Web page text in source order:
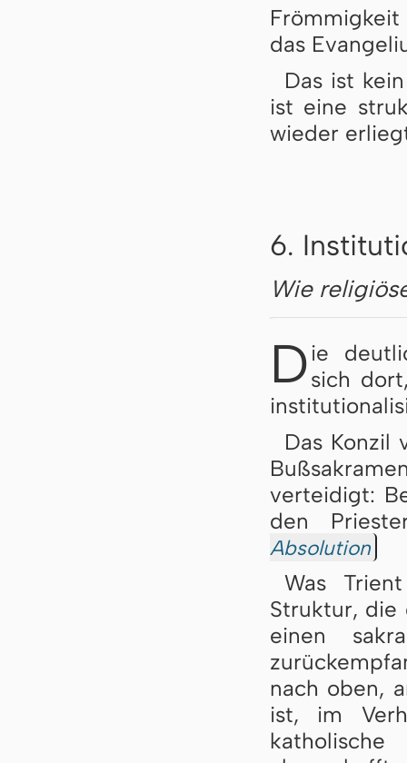
das
Das ist
ist eine
wieder
6.
Wie
D ie
sich
Das Konzil
verteidigt:
den
Absolution
Was
Struktur, die
einen
nach oben,
ist, im